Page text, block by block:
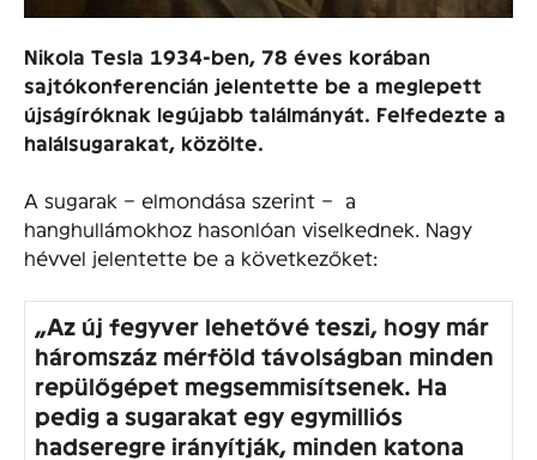
Nikola Tesla 1934-ben, 78 éves korában
sajtókonferencián jelentette be a meglepett
újságíróknak legújabb találmányát. Felfedezte a
halálsugarakat, közölte.
A sugarak – elmondása szerint – a
hanghullámokhoz hasonlóan viselkednek. Nagy
hévvel jelentette be a következőket:
„Az új fegyver lehetővé teszi, hogy már
háromszáz mérföld távolságban minden
repülőgépet megsemmisítsenek. Ha
pedig a sugarakat egy egymilliós
hadseregre irányítják, minden katona